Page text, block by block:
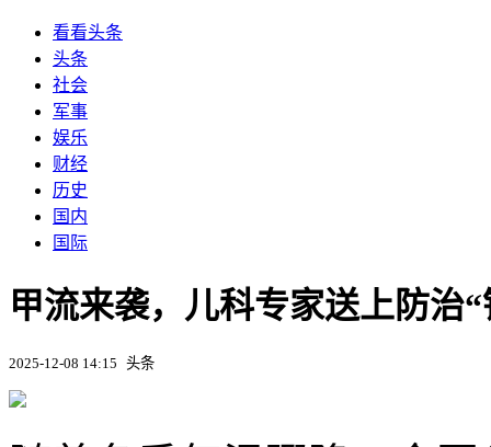
看看头条
头条
社会
军事
娱乐
财经
历史
国内
国际
甲流来袭，儿科专家送上防治
2025-12-08 14:15 头条